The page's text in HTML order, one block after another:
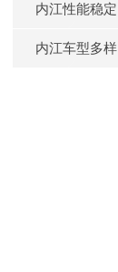
内江性能稳定
内江车型多样